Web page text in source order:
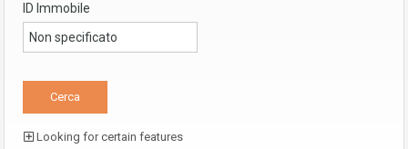
ID Immobile
Looking for certain features